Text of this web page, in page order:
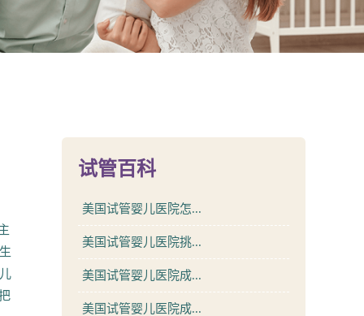
试管百科
美国试管婴儿医院怎...
美国试管婴儿医院挑...
美国试管婴儿医院成...
美国试管婴儿医院成...